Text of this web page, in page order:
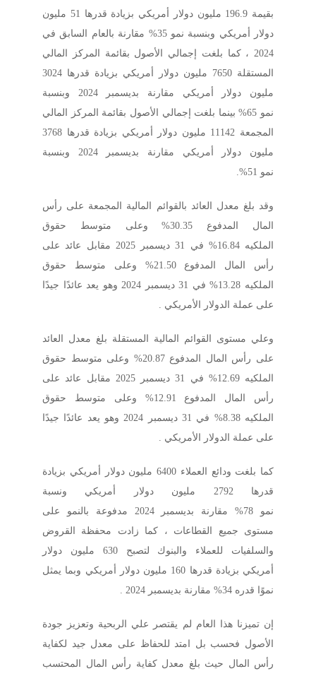
بقيمة 196.9 مليون دولار أمريكي بزيادة قدرها 51 مليون
دولار أمريكي وبنسبة نمو 35% مقارنة بالعام السابق في
2024 ، كما بلغت إجمالي الأصول بقائمة المركز المالي
المستقلة 7650 مليون دولار أمريكي بزيادة قدرها 3024
مليون دولار أمريكي مقارنة بديسمبر 2024 وبنسبة
نمو 65% بينما بلغت إجمالي الأصول بقائمة المركز المالي
المجمعة 11142 مليون دولار أمريكي بزيادة قدرها 3768
مليون دولار أمريكي مقارنة بديسمبر 2024 وبنسبة
نمو 51%.
وقد بلغ معدل العائد بالقوائم المالية المجمعة على رأس
المال المدفوع 30.35% وعلى متوسط حقوق
الملكيه 16.84% في 31 ديسمبر 2025 مقابل عائد على
رأس المال المدفوع 21.50% وعلى متوسط حقوق
الملكيه 13.28% في 31 ديسمبر 2024 وهو يعد عائدًا جيدًا
على عملة الدولار الأمريكي .
وعلي مستوى القوائم المالية المستقلة بلغ معدل العائد
على رأس المال المدفوع 20.87% وعلى متوسط حقوق
الملكيه 12.69% في 31 ديسمبر 2025 مقابل عائد على
رأس المال المدفوع 12.91% وعلى متوسط حقوق
الملكيه 8.38% في 31 ديسمبر 2024 وهو يعد عائدًا جيدًا
على عملة الدولار الأمريكي .
كما بلغت ودائع العملاء 6400 مليون دولار أمريكي بزيادة
قدرها 2792 مليون دولار أمريكي ونسبة
نمو 78% مقارنة بديسمبر 2024 مدفوعة بالنمو على
مستوى جميع القطاعات ، كما زادت محفظة القروض
والسلفيات للعملاء والبنوك لتصبح 630 مليون دولار
أمريكي بزيادة قدرها 160 مليون دولار أمريكي وبما يمثل
نموًا قدره 34% مقارنة بديسمبر 2024 .
إن تميزنا هذا العام لم يقتصر علي الربحية وتعزيز جودة
الأصول فحسب بل امتد للحفاظ على معدل جيد لكفاية
رأس المال حيث بلغ معدل كفاية رأس المال المحتسب